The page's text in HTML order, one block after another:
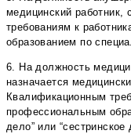
медицинский
требованиям к
образованием по
6. На должность
назначается
Квалификационным
профессиональным
дело” или “сестринское